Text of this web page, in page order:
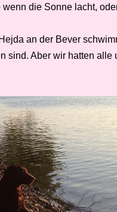
die Sonne lacht,
an der Bever
sind. Aber wir hatten alle